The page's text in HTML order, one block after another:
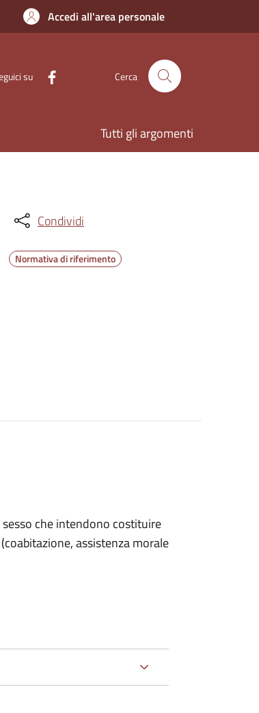
Accedi all'area personale
su Cerca
Tutti gli argomenti
Condividi
Normativa di riferimento
che intendono costituire
assistenza morale